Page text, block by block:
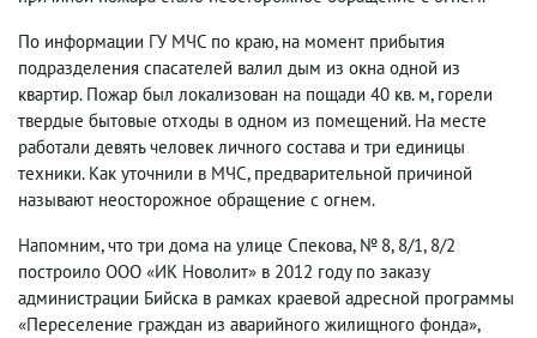
По информации ГУ МЧС по краю, на момент прибытия
подразделения спасателей валил дым из окна одной из
квартир. Пожар был локализован на пощади 40 кв. м, горели
твердые бытовые отходы в одном из помещений. На месте
работали девять человек личного состава и три единицы
техники. Как уточнили в МЧС, предварительной причиной
называют неосторожное обращение с огнем.
Напомним, что три дома на улице Спекова, № 8, 8/1, 8/2
построило ООО «ИК Новолит» в 2012 году по заказу
администрации Бийска в рамках краевой адресной программы
«Переселение граждан из аварийного жилищного фонда»,